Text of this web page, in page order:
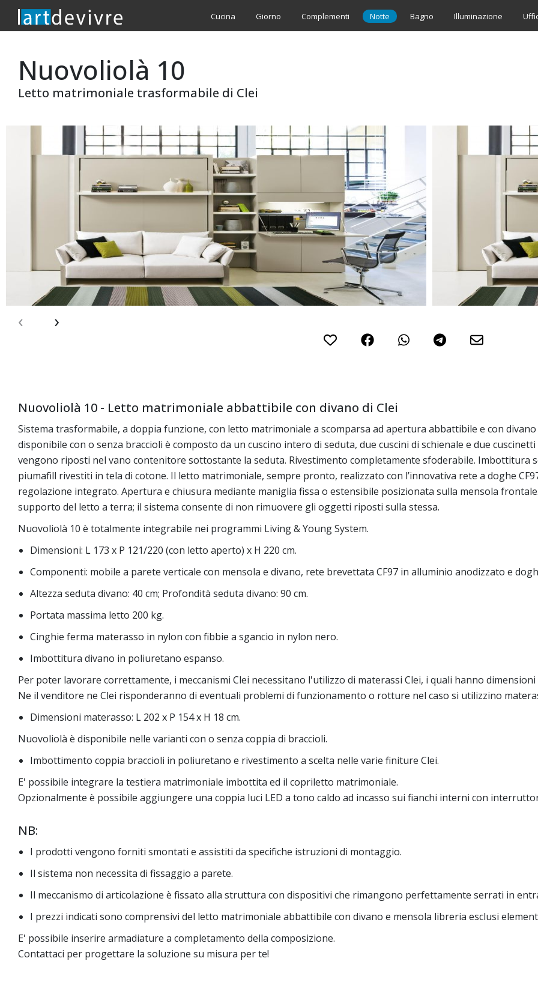
Cucina Giorno Complementi Notte Bagno Illuminazione
Nuovoliolà 10
Letto matrimoniale trasformabile di Clei
‹ ›
Salta
Nuovoliolà 10 - Letto matrimoniale abbattibile con divano di Clei
Sistema trasformabile, a doppia funzione, con letto matrimoniale a scomparsa ad apertura abbattibile e con
disponibile con o senza braccioli è composto da un cuscino intero di seduta, due cuscini di schienale e due
vengono riposti nel vano contenitore sottostante la seduta. Rivestimento completamente sfoderabile. Imbottitura
piumafill rivestiti in tela di cotone. Il letto matrimoniale, sempre pronto, realizzato con l’innovativa rete a doghe
regolazione integrato. Apertura e chiusura mediante maniglia fissa o estensibile posizionata sulla mensola
supporto del letto a terra; il sistema consente di non rimuovere gli oggetti riposti sulla stessa.
Nuovoliolà 10 è totalmente integrabile nei programmi Living & Young System.
Dimensioni: L 173 x P 121/220 (con letto aperto) x H 220 cm.
Componenti: mobile a parete verticale con mensola e divano, rete brevettata CF97 in alluminio anodizzato e
Altezza seduta divano: 40 cm; Profondità seduta divano: 90 cm.
Portata massima letto 200 kg.
Cinghie ferma materasso in nylon con fibbie a sgancio in nylon nero.
Imbottitura divano in poliuretano espanso.
Per poter lavorare correttamente, i meccanismi Clei necessitano l'utilizzo di materassi Clei, i quali hanno
Ne il venditore ne Clei risponderanno di eventuali problemi di funzionamento o rotture nel caso si utilizzino
Dimensioni materasso: L 202 x P 154 x H 18 cm.
Nuovoliolà è disponibile nelle varianti con o senza coppia di braccioli.
Imbottimento coppia braccioli in poliuretano e rivestimento a scelta nelle varie finiture Clei.
E' possibile integrare la testiera matrimoniale imbottita ed il copriletto matrimoniale.
Opzionalmente è possibile aggiungere una coppia luci LED a tono caldo ad incasso sui fianchi interni con
NB:
I prodotti vengono forniti smontati e assistiti da specifiche istruzioni di montaggio.
Il sistema non necessita di fissaggio a parete.
Il meccanismo di articolazione è fissato alla struttura con dispositivi che rimangono perfettamente serrati in
I prezzi indicati sono comprensivi del letto matrimoniale abbattibile con divano e mensola libreria esclusi
E' possibile inserire armadiature a completamento della composizione.
Contattaci per progettare la soluzione su misura per te!